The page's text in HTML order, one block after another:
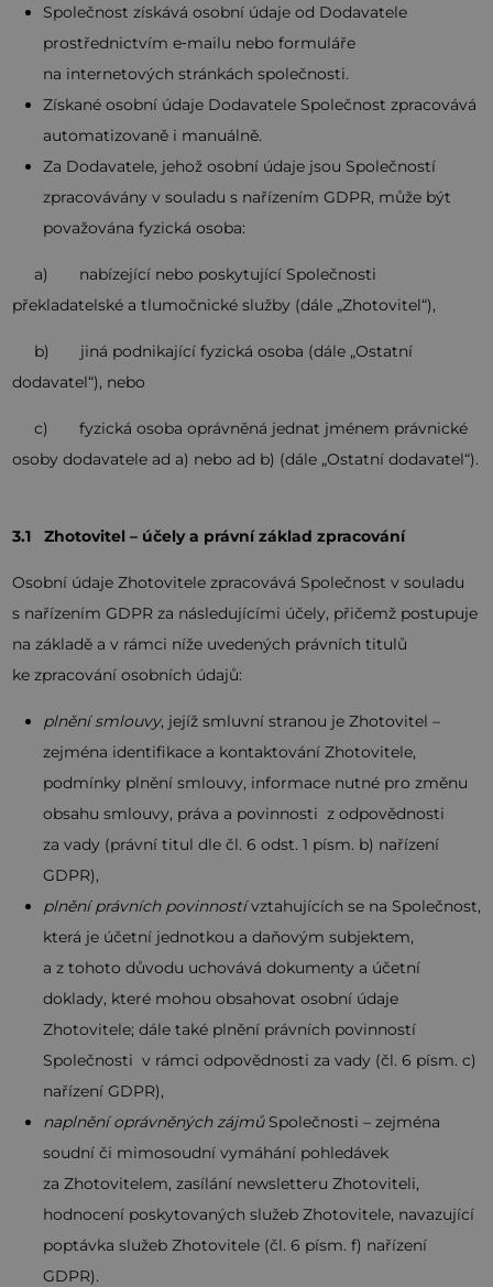
Společnost získává osobní údaje od Dodavatele
prostřednictvím e‑mailu nebo formuláře
na internetových stránkách společnosti.
Získané osobní údaje Dodavatele Společnost zpracovává
automatizovaně i manuálně.
Za Dodavatele, jehož osobní údaje jsou Společností
zpracovávány v souladu s nařízením GDPR, může být
považována fyzická osoba:
a) nabízející nebo poskytující Společnosti
překladatelské a tlumočnické služby (dále „Zhotovitel“),
b) jiná podnikající fyzická osoba (dále „Ostatní
dodavatel“), nebo
c) fyzická osoba oprávněná jednat jménem právnické
osoby dodavatele ad a) nebo ad b) (dále „Ostatní dodavatel“).
3.1 Zhotovitel – účely a právní základ zpracování
Osobní údaje Zhotovitele zpracovává Společnost v souladu
s nařízením GDPR za následujícími účely, přičemž postupuje
na základě a v rámci níže uvedených právních titulů
ke zpracování osobních údajů:
plnění smlouvy, jejíž smluvní stranou je Zhotovitel –
zejména identifikace a kontaktování Zhotovitele,
podmínky plnění smlouvy, informace nutné pro změnu
obsahu smlouvy, práva a povinnosti z odpovědnosti
za vady (právní titul dle čl. 6 odst. 1 písm. b) nařízení
GDPR),
plnění právních povinnostívztahujících se na Společnost,
která je účetní jednotkou a daňovým subjektem,
a z tohoto důvodu uchovává dokumenty a účetní
doklady, které mohou obsahovat osobní údaje
Zhotovitele; dále také plnění právních povinností
Společnosti v rámci odpovědnosti za vady (čl. 6 písm. c)
nařízení GDPR),
naplnění oprávněných zájmůSpolečnosti – zejména
soudní či mimosoudní vymáhání pohledávek
za Zhotovitelem, zasílání newsletteru Zhotoviteli,
hodnocení poskytovaných služeb Zhotovitele, navazující
poptávka služeb Zhotovitele (čl. 6 písm. f) nařízení
GDPR).